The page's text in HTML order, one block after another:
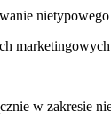
w zakresie